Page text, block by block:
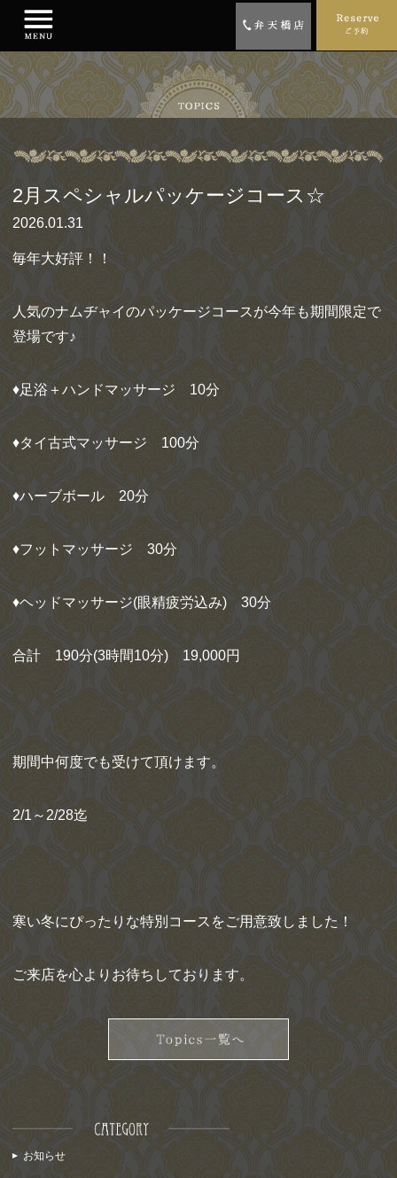
2月スペシャルパッケージコース☆
2026.01.31
毎年大好評！！
人気のナムヂャイのパッケージコースが今年も期間限定で
登場です♪
♦足浴＋ハンドマッサージ 10分
♦タイ古式マッサージ 100分
♦ハーブボール 20分
♦フットマッサージ 30分
♦ヘッドマッサージ(眼精疲労込み) 30分
合計 190分(3時間10分) 19,000円
期間中何度でも受けて頂けます。
2/1～2/28迄
寒い冬にぴったりな特別コースをご用意致しました！
ご来店を心よりお待ちしております。
お知らせ